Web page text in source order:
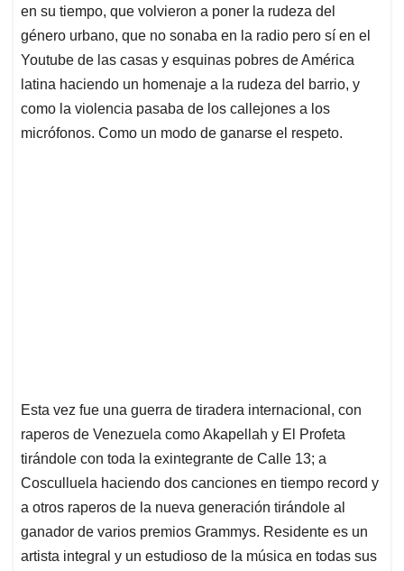
en su tiempo, que volvieron a poner la rudeza del
género urbano, que no sonaba en la radio pero sí en el
Youtube de las casas y esquinas pobres de América
latina haciendo un homenaje a la rudeza del barrio, y
como la violencia pasaba de los callejones a los
micrófonos. Como un modo de ganarse el respeto.
Esta vez fue una guerra de tiradera internacional, con
raperos de Venezuela como Akapellah y El Profeta
tirándole con toda la exintegrante de Calle 13; a
Cosculluela haciendo dos canciones en tiempo record y
a otros raperos de la nueva generación tirándole al
ganador de varios premios Grammys. Residente es un
artista integral y un estudioso de la música en todas sus